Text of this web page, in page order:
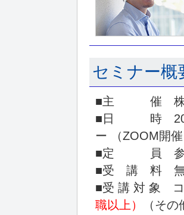
セミナー概
■主 催 株式
■日 時 2020
ー （ZOOM開催
■定 員 参加
■受 講 料
■受 講 対 象 コ
職以上）
（そ